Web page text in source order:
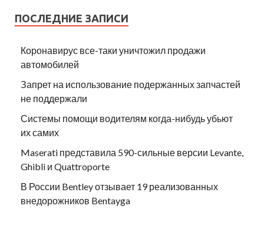
ПОСЛЕДНИЕ ЗАПИСИ
Коронавирус все-таки уничтожил продажи
автомобилей
Запрет на использование подержанных запчастей
не поддержали
Системы помощи водителям когда-нибудь убьют
их самих
Maserati представила 590-сильные версии Levante,
Ghibli и Quattroporte
В России Bentley отзывает 19 реализованных
внедорожников Bentayga